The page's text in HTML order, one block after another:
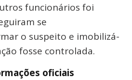
funcionários foi
se
o suspeito e imobilizá-
fosse controlada.
oficiais